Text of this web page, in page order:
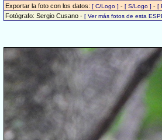
Exportar la foto con los datos: [ C/Logo ] - [ S/Logo ] - [
Fotógrafo: Sergio Cusano - [ Ver más fotos de esta